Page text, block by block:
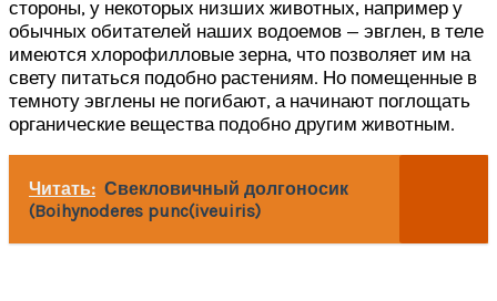
стороны, у некоторых низших животных, например у
обычных обитателей наших водоемов — эвглен, в теле
имеются хлорофилловые зерна, что позволяет им на
свету питаться подобно растениям. Но помещенные в
темноту эвглены не погибают, а начинают поглощать
органические вещества подобно другим животным.
Читать: Свекловичный долгоносик
(Boihynoderes punc(iveuiris)